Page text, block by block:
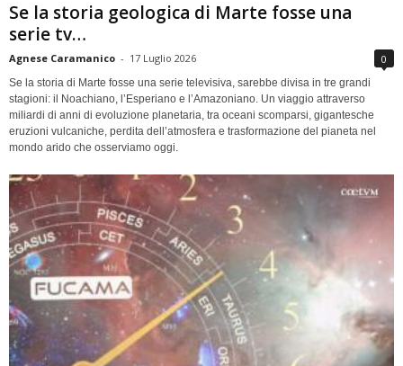
Se la storia geologica di Marte fosse una
serie tv…
Agnese Caramanico - 17 Luglio 2026 0
Se la storia di Marte fosse una serie televisiva, sarebbe divisa in tre grandi
stagioni: il Noachiano, l’Esperiano e l’Amazoniano. Un viaggio attraverso
miliardi di anni di evoluzione planetaria, tra oceani scomparsi, gigantesche
eruzioni vulcaniche, perdita dell’atmosfera e trasformazione del pianeta nel
mondo arido che osserviamo oggi.